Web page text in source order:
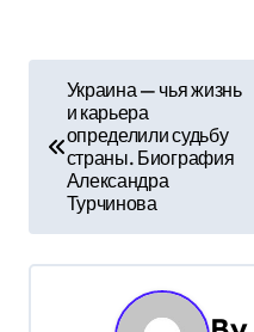
и
г
Украина — чья жизнь
и карьера
определили судьбу
страны. Биография
Александра
Турчинова